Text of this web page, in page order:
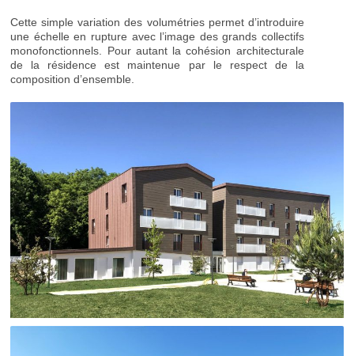
Cette simple variation des volumétries permet d’introduire
une échelle en rupture avec l’image des grands collectifs
monofonctionnels. Pour autant la cohésion architecturale
de la résidence est maintenue par le respect de la
composition d’ensemble.